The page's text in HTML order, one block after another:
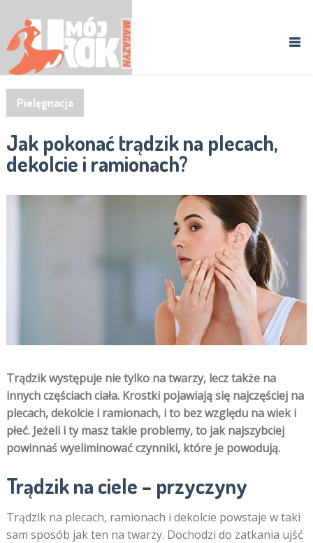
Pielęgnacja
Jak pokonać trądzik na plecach,
dekolcie i ramionach?
Trądzik występuje nie tylko na twarzy, lecz także na
innych częściach ciała. Krostki pojawiają się najczęściej na
plecach, dekolcie i ramionach, i to bez względu na wiek i
płeć. Jeżeli i ty masz takie problemy, to jak najszybciej
powinnaś wyeliminować czynniki, które je powodują.
Trądzik na ciele – przyczyny
Trądzik na plecach, ramionach i dekolcie powstaje w taki
sam sposób jak ten na twarzy. Dochodzi do zatkania ujść